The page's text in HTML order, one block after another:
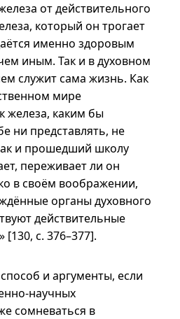
от действительного
который он трогает
именно здоровым
иным. Так и вдуховном
служит сама жизнь. Как
мире
железа, каким бы
ни представлять, не
и прошедший школу
переживает ли он
в своём воображении,
органы духовного
действительные
[130, с. 376–377].
и аргументы, если
научных
сомневаться в